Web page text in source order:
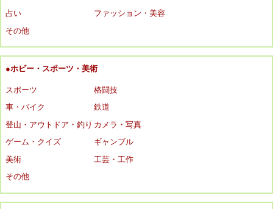
占い
ファッション・美容
その他
●ホビー・スポーツ・美術
スポーツ
格闘技
車・バイク
鉄道
登山・アウトドア・釣り カメラ・写真
ゲーム・クイズ
ギャンブル
美術
工芸・工作
その他